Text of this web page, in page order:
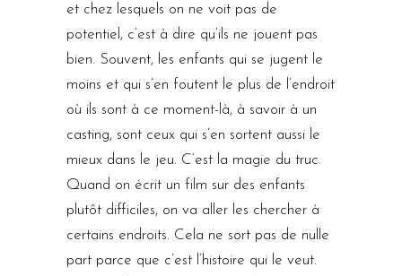
et chez lesquels on ne voit pas de
potentiel, c’est à dire qu’ils ne jouent pas
bien. Souvent, les enfants qui se jugent le
moins et qui s’en foutent le plus de l’endroit
où ils sont à ce moment-là, à savoir à un
casting, sont ceux qui s’en sortent aussi le
mieux dans le jeu. C’est la magie du truc.
Quand on écrit un film sur des enfants
plutôt difficiles, on va aller les chercher à
certains endroits. Cela ne sort pas de nulle
part parce que c’est l’histoire qui le veut.